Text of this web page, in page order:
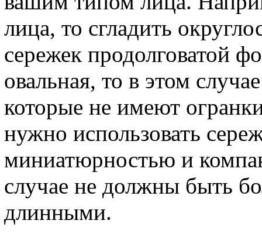
лица, то сгладить
сережек продолговатой
овальная, то в этом
которые не имеют
нужно использовать
миниатюрностью и
случае не должны быть
длинными.